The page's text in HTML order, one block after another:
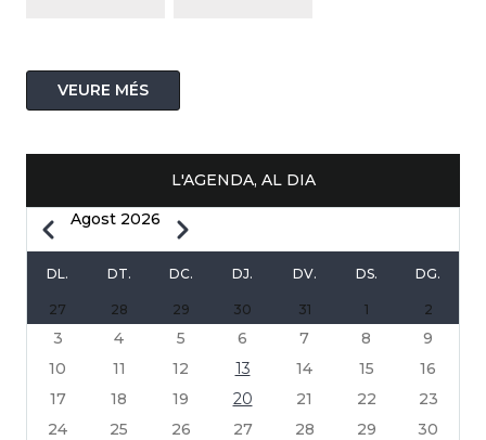
VEURE MÉS
L'AGENDA, AL DIA
PAGINACIÓ
Previous
Agost 2026 Next
DL. DT. DC. DJ. DV. DS. DG.
27 28 29 30 31 1 2
3 4 5 6 7 8
9
10
11 12 13 14 15
16
17
18 19 20 21 22
23
24
25 26 27 28 29
30